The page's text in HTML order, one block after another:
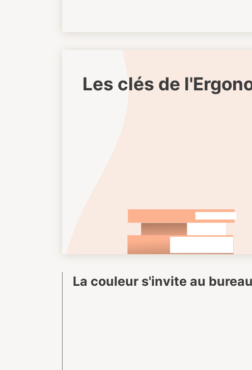
Les clés de
La couleur s'invite au bureau